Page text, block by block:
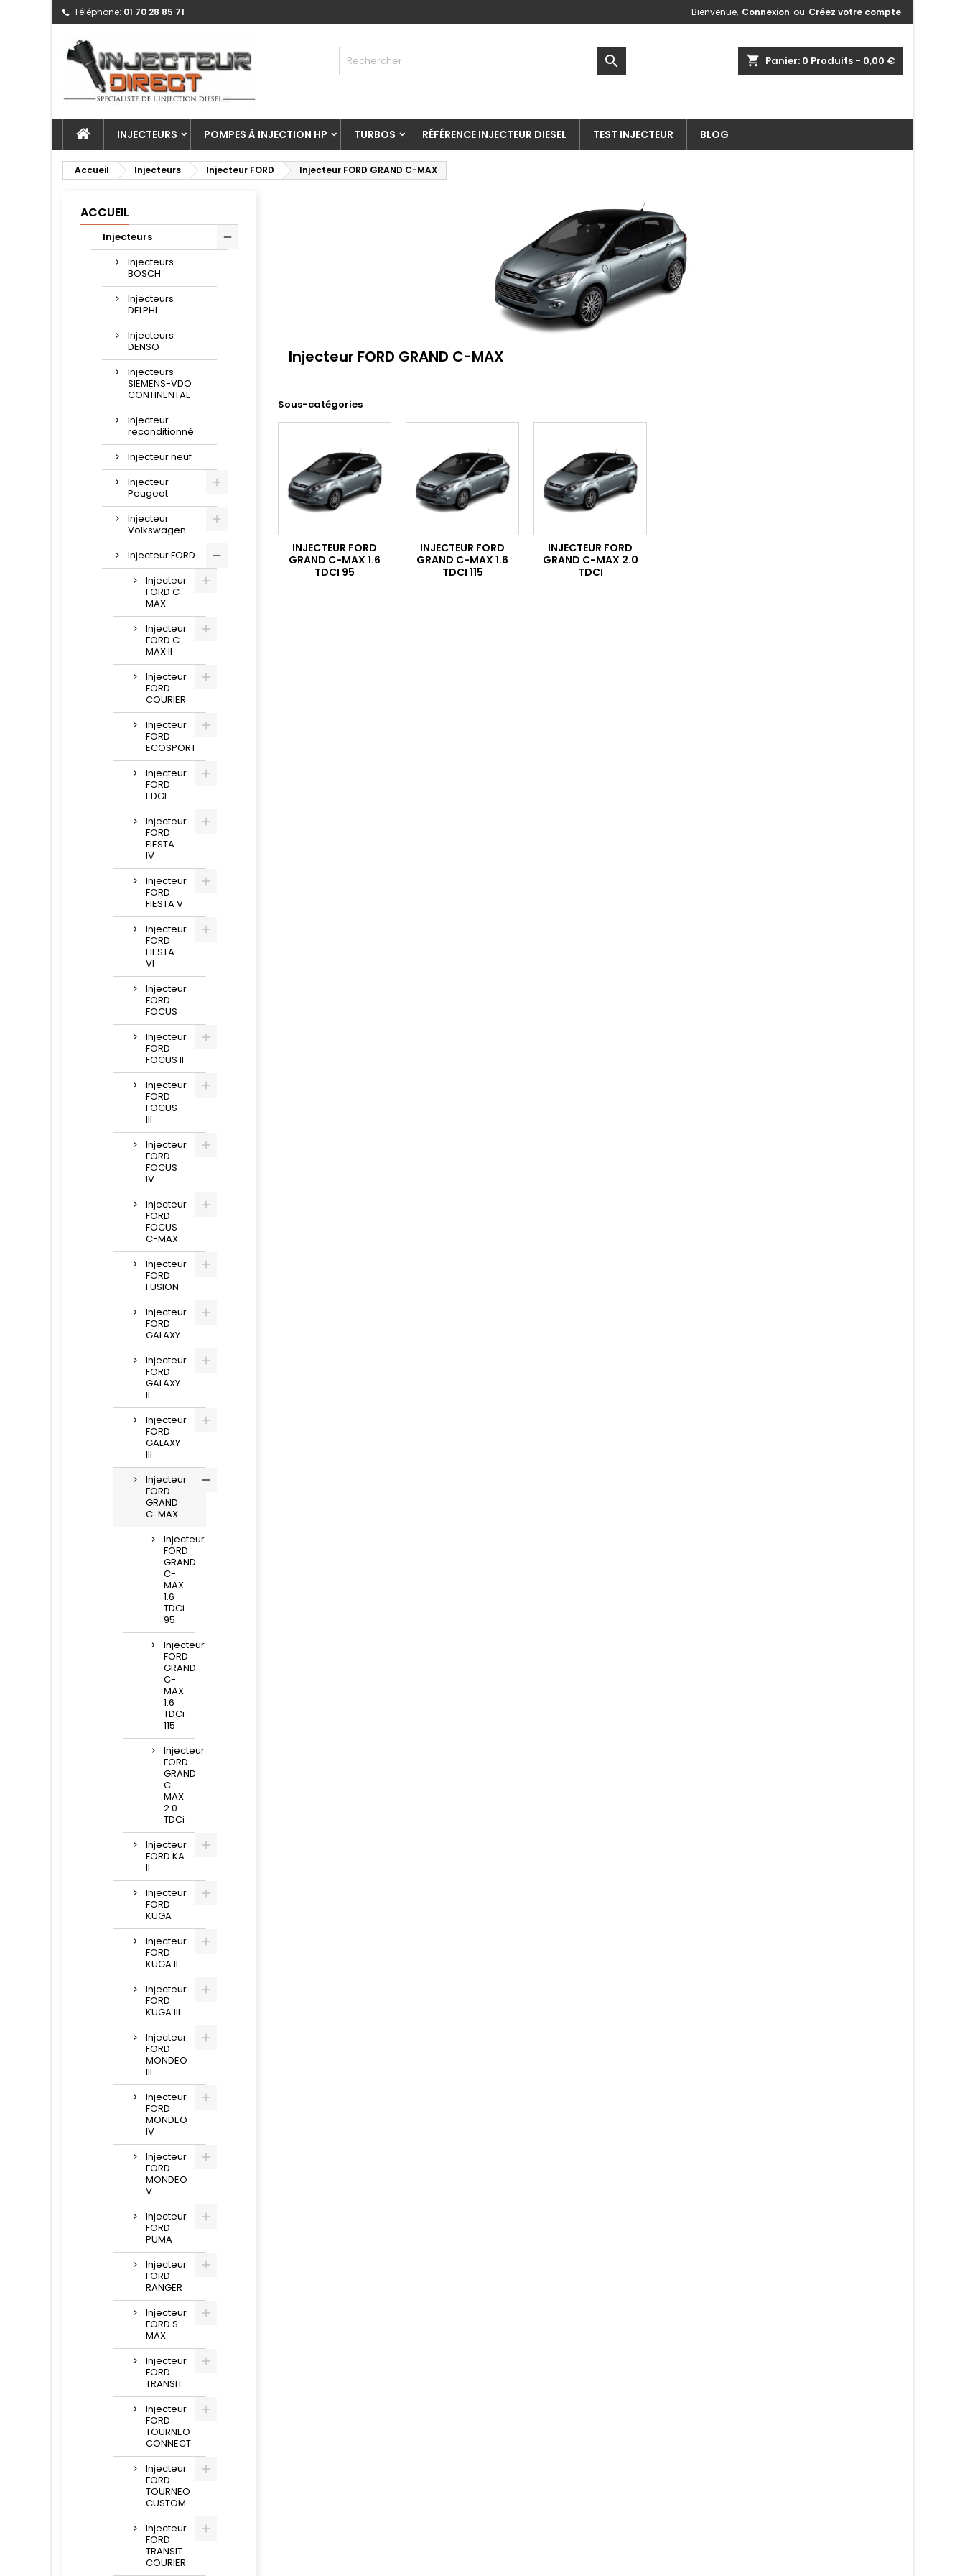
Téléphone: 01 70 28 85 71 Bienvenue, Connexion ou Créez votre compte
shopping_cart Panier: 0 Produits - 0,00 €

INJECTEURS POMPES À INJECTION HP TURBOS RÉFÉRENCE INJECTEUR DIESEL TEST INJECTEUR BLOG
Accueil Injecteurs Injecteur FORD Injecteur FORD GRAND C-MAX
ACCUEIL
Injecteurs
Injecteurs
BOSCH
Injecteurs
DELPHI
Injecteurs
DENSO
Injecteurs
SIEMENS-VDO
CONTINENTAL
Injecteur
reconditionné
Injecteur neuf
Injecteur
Peugeot
Injecteur
Volkswagen
Injecteur FORD
Injecteur
FORD C-
MAX
Injecteur
FORD C-
MAX II
Injecteur
FORD
COURIER
Injecteur
FORD
ECOSPORT
Injecteur
FORD
EDGE
Injecteur
FORD
FIESTA
IV
Injecteur
FORD
FIESTA V
Injecteur
FORD
FIESTA
VI
Injecteur
FORD
FOCUS
Injecteur
FORD
FOCUS II
Injecteur
FORD
FOCUS
III
Injecteur
FORD
FOCUS
IV
Injecteur
FORD
FOCUS
C-MAX
Injecteur
FORD
FUSION
Injecteur
FORD
GALAXY
Injecteur
FORD
GALAXY
II
Injecteur
FORD
GALAXY
III
Injecteur
FORD
GRAND
C-MAX
Injecteur
FORD
GRAND
C-
MAX
1.6
TDCi
95
Injecteur
FORD
GRAND
C-
MAX
1.6
TDCi
115
Injecteur
FORD
GRAND
C-
MAX
2.0
TDCi
Injecteur
FORD KA
II
Injecteur
FORD
KUGA
Injecteur
FORD
KUGA II
Injecteur
FORD
KUGA III
Injecteur
FORD
MONDEO
III
Injecteur
FORD
MONDEO
IV
Injecteur
FORD
MONDEO
V
Injecteur
FORD
PUMA
Injecteur
FORD
RANGER
Injecteur
FORD S-
MAX
Injecteur
FORD
TRANSIT
Injecteur
FORD
TOURNEO
CONNECT
Injecteur
FORD
TOURNEO
CUSTOM
Injecteur
FORD
TRANSIT
COURIER
Injecteur FORD GRAND C-MAX
Sous-catégories
INJECTEUR FORD
GRAND C-MAX 1.6
TDCI 95
INJECTEUR FORD
GRAND C-MAX 1.6
TDCI 115
INJECTEUR FORD
GRAND C-MAX 2.0
TDCI